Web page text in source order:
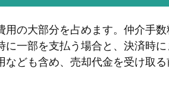
の大部分を占めます。仲介手
一部を支払う場合と、決済時
ども含め、売却代金を受け取